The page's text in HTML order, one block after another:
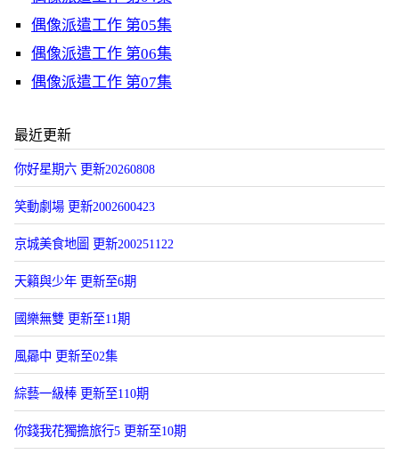
偶像派遣工作 第05集
偶像派遣工作 第06集
偶像派遣工作 第07集
最近更新
你好星期六 更新20260808
笑動劇場 更新2002600423
京城美食地圖 更新200251122
天籟與少年 更新至6期
國樂無雙 更新至11期
風曏中 更新至02集
綜藝一級棒 更新至110期
你錢我花獨擔旅行5 更新至10期